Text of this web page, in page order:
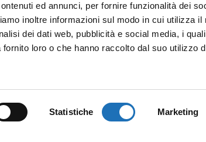
ed annunci, per fornire funzionalità dei
inoltre informazioni sul modo in cui utilizza il
dei dati web, pubblicità e social media, i
loro o che hanno raccolto dal suo utilizzo
Statistiche Marketing